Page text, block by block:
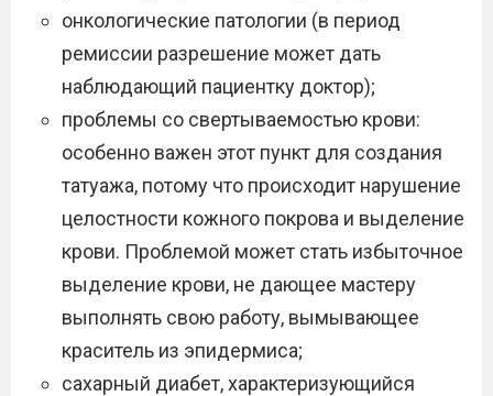
онкологические патологии (в период
ремиссии разрешение может дать
наблюдающий пациентку доктор);
проблемы со свертываемостью крови:
особенно важен этот пункт для создания
татуажа, потому что происходит нарушение
целостности кожного покрова и выделение
крови. Проблемой может стать избыточное
выделение крови, не дающее мастеру
выполнять свою работу, вымывающее
краситель из эпидермиса;
сахарный диабет, характеризующийся